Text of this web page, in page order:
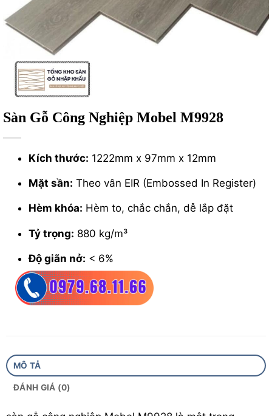
Sàn Gỗ Công Nghiệp Mobel M9928
Kích thước: 1222mm x 97mm x 12mm
Mặt sần: Theo vân EIR (Embossed In Register)
Hèm khóa: Hèm to, chắc chắn, dễ lắp đặt
Tỷ trọng: 880 kg/m³
Độ giãn nở: < 6%
Đóng hộp:8 thanh/hộp, diện tích 1,926m²
Độ mài mòn:AC4
Xuất xứ:HDF Made In Malaysia
Bảo hành:
MÔ TẢ
ĐÁNH GIÁ (0)